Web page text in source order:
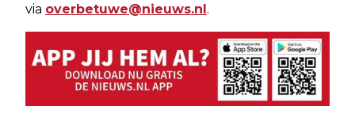
via overbetuwe@nieuws.nl.